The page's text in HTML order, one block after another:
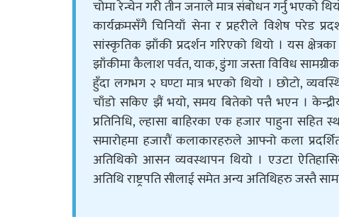
चोमा रेन्चेन गरी तीन जनाले मात्र संबोधन गर्नु भएको
कार्यक्रमसँगै चिनियाँ सेना र प्रहरीले विशेष परेड
सांस्कृतिक झाँकी प्रदर्शन गरिएको थियो । यस
झाँकीमा कैलाश पर्वत, याक, डुंगा जस्ता विविध
हुँदा लगभग २ घण्टा मात्र भएको थियो । छोटो,
चाँडो सकिए झैं भयो, समय बितेको पत्तै भएन ।
प्रतिनिधि, ल्हासा बाहिरका एक हजार पाहुना
समारोहमा हजारौं कलाकारहरुले आफ्नो कला
अतिथिको आसन व्यवस्थापन थियो । एउटा
अतिथि राष्ट्रपति सीलाई समेत अन्य अतिथिहरु जस्तै